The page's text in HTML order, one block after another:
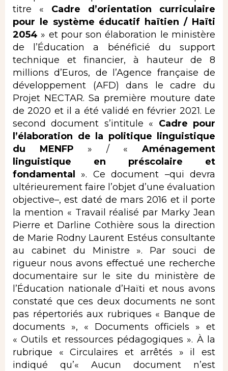
titre « Cadre d’orientation curriculaire
pour le système éducatif haïtien / Haïti
2054 » et pour son élaboration le ministère
de l’Éducation a bénéficié du support
technique et financier, à hauteur de 8
millions d’Euros, de l’Agence française de
développement (AFD) dans le cadre du
Projet NECTAR. Sa première mouture date
de 2020 et il a été validé en février 2021. Le
second document s’intitule « Cadre pour
l’élaboration de la politique linguistique
du MENFP » / «
Aménagement
linguistique
en préscolaire et
fondamental
». Ce document –qui devra
ultérieurement faire l’objet d’une évaluation
objective–, est daté de mars 2016 et il porte
la mention « Travail réalisé par Marky Jean
Pierre et Darline Cothière sous la direction
de Marie Rodny Laurent Estéus consultante
au cabinet du Ministre ». Par souci de
rigueur nous avons effectué une recherche
documentaire sur le site du ministère de
l’Éducation nationale d’Haïti et nous avons
constaté que ces deux documents ne sont
pas répertoriés aux rubriques « Banque de
documents », « Documents officiels » et
« Outils et ressources pédagogiques ». À la
rubrique « Circulaires et arrêtés » il est
indiqué qu’« Aucun document n’est